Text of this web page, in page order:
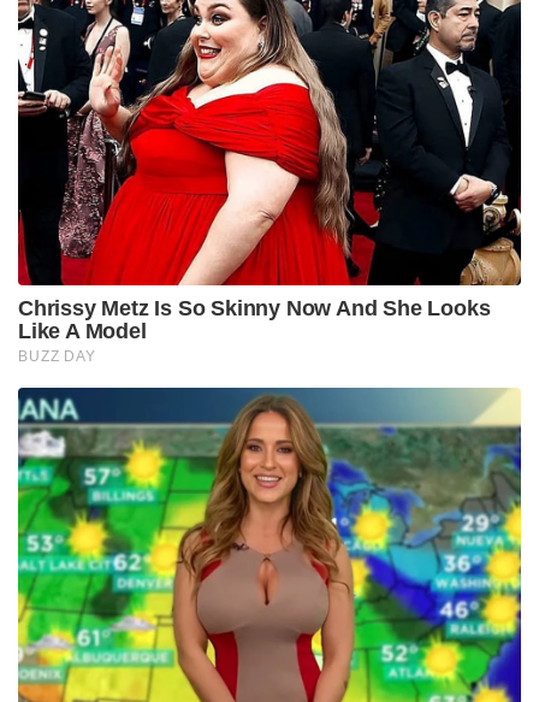
Chrissy Metz Is So Skinny Now And She Looks
Like A Model
BUZZ DAY